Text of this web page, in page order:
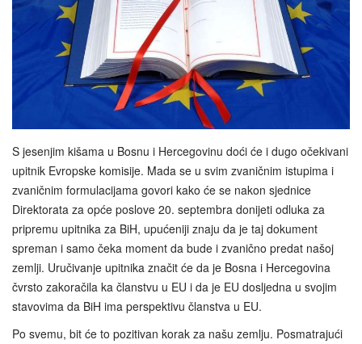
S jesenjim kišama u Bosnu i Hercegovinu doći će i dugo očekivani
upitnik Evropske komisije. Mada se u svim zvaničnim istupima i
zvaničnim formulacijama govori kako će se nakon sjednice
Direktorata za opće poslove 20. septembra donijeti odluka za
pripremu upitnika za BiH, upućeniji znaju da je taj dokument
spreman i samo čeka moment da bude i zvanično predat našoj
zemlji. Uručivanje upitnika značit će da je Bosna i Hercegovina
čvrsto zakoračila ka članstvu u EU i da je EU dosljedna u svojim
stavovima da BiH ima perspektivu članstva u EU.
Po svemu, bit će to pozitivan korak za našu zemlju. Posmatrajući